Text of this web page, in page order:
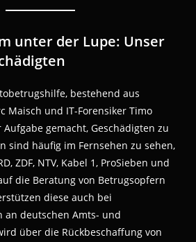
unter der Lupe: Unser
bestehend aus
Maisch und IT-Forensiker Timo
gemacht, Geschädigten zu
sind häufig im Fernsehen zu sehen,
ZDF, NTV, Kabel 1, ProSieben und
die Beratung von Betrugsopfern
diese auch bei
an deutschen Amts- und
über die Rückbeschaffung von